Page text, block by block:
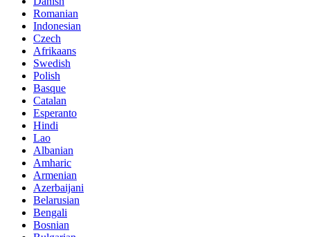
Romanian
Indonesian
Czech
Afrikaans
Swedish
Polish
Basque
Catalan
Esperanto
Hindi
Lao
Albanian
Amharic
Armenian
Azerbaijani
Belarusian
Bengali
Bosnian